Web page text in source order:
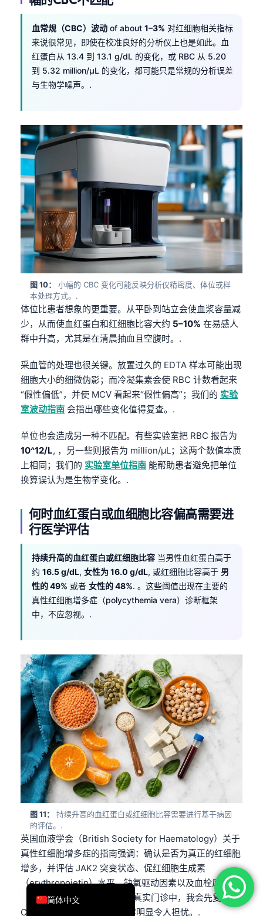
血常规（CBC）波动 of about 1–3% 对红细胞相关指标
来说很常见，即使在校准良好的分析仪上也是如此。血
红蛋白从 13.4 到 13.1 g/dL 的变化，或 RBC 从 5.20
到 5.32 million/µL 的变化，都可能只是常规的分析误差
与生物学噪声。.
图 10：
小幅的 CBC 变化可能反映分析仪精密度、体位或样
本处理方式。.
体位比患者想象的更重要。从平卧到站立会使血浆容量减
少，从而使血红蛋白和红细胞比容大约 5–10% 在易感人
群中升高，尤其是在清晨抽血且空腹时。.
采血管的处理也很关键。放置过久的 EDTA 样本可能出现
细胞大小的细微伪影；而冷凝集素会使 RBC 计数看起来
“假性偏低”，并使 MCV 看起来“假性偏高”；我们的 实验
室波动指南 会指出哪些变化值得复查。.
单位也会造成另一种不匹配。有些实验室把 RBC 报告为
10^12/L, ，另一些则报告为 million/µL；这两个数值本质
上相同；我们的 实验室单位指南 能帮助患者避免把单位
换算误认为是生物学变化。.
何时血红蛋白或血细胞比容偏高需要进
行医学评估
持续升高的血红蛋白或红细胞比容 当男性血红蛋白高于
约 16.5 g/dL, 女性为 16.0 g/dL, 或红细胞比容高于 男
性的 49% 或者 女性的 48%. 。这些阈值出现在主要的
真性红细胞增多症（polycythemia vera）诊断框架
中，不应忽视。.
图 11：
持续升高的血红蛋白或红细胞比容需要进行基于病因
的评估。.
英国血液学会（British Society for Haematology）关于
真性红细胞增多症的指南强调：确认是否为真正的红细胞
增多，并评估 JAK2 突变状态、促红细胞生成素
（erythropoietin）水平、缺氧驱动因素以及血栓风险
（McMullin 等，2019）。在真实门诊中，我会先复查
CBC，除非症状或红细胞比容明显令人担忧。.
简体中文
English
Deutsch
العربية
Français
עִבְרִית
Italiano
Español
Português
Ελληνικά
Türkçe
Română
فارسی
Nederlands
हिन्दी
Bahasa Indonesia
Íslenska
Српски језик
Bosanski
Azərbaycan dili
Eesti
日本語
Čeština
ქართული
Lietuvių kalba
Polski
한국어
Magyar
Shqip
বাংলা
اردو
मराठी
தமிழ்
മലയാളം
Bahasa Melayu
Tiếng Việt
Tagalog
ไทย